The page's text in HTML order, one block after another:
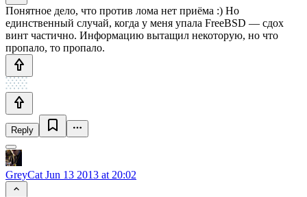
Понятное дело, что против лома нет приёма :) Но
единственный случай, когда у меня упала FreeBSD — сдох
винт частично. Информацию вытащил некоторую, но что
пропало, то пропало.
Reply
GreyCat Jun 13 2013 at 20:02